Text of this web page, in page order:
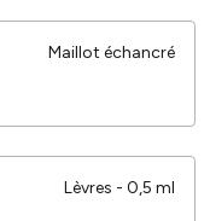
Maillot échancré
Lèvres - 0,5 ml